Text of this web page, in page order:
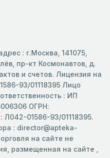
: г.Москва, 141075,
пр-кт Космонавтов, д.
и счетов. Лицензия на
93/01118395 Лицо
: ИП
ОГРН:
Л042-01586-93/01118395.
: director@apteka-
на сайте не
размещенная на сайте ,